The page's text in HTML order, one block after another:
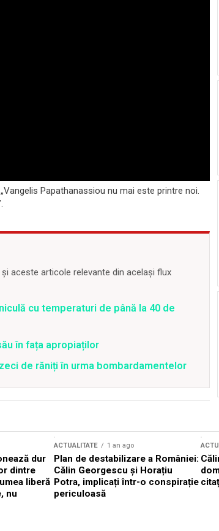
Papathanassiou nu mai este printre noi.
aceste articole relevante din același flux
cu temperaturi de până la 40 de
în fața apropiaților
de răniți în urma bombardamentelor
dur
dintre
liberă
nu
ACTUALITATE 1 an ago
Plan de destabilizare a României:
Călin Georgescu și Horațiu
Potra, implicați într-o conspirație
periculoasă